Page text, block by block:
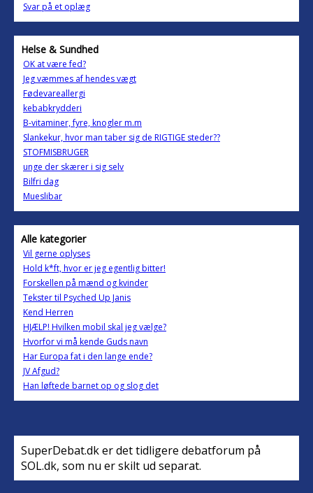
Svar på et oplæg
Helse & Sundhed
OK at være fed?
Jeg væmmes af hendes vægt
Fødevareallergi
kebabkrydderi
B-vitaminer, fyre, knogler m.m
Slankekur, hvor man taber sig de RIGTIGE steder??
STOFMISBRUGER
unge der skærer i sig selv
Bilfri dag
Mueslibar
Alle kategorier
Vil gerne oplyses
Hold k*ft, hvor er jeg egentlig bitter!
Forskellen på mænd og kvinder
Tekster til Psyched Up Janis
Kend Herren
HJÆLP! Hvilken mobil skal jeg vælge?
Hvorfor vi må kende Guds navn
Har Europa fat i den lange ende?
JV Afgud?
Han løftede barnet op og slog det
SuperDebat.dk er det tidligere debatforum på
SOL.dk, som nu er skilt ud separat.